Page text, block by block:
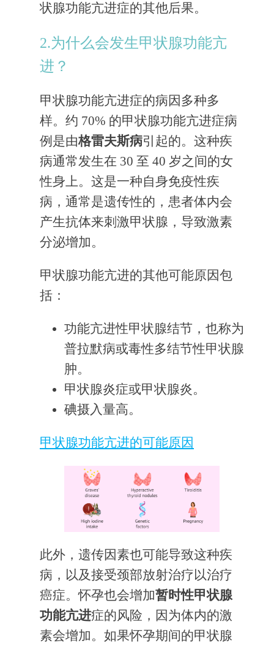
状腺功能亢进症的其他后果。
2.为什么会发生甲状腺功能亢
进？
甲状腺功能亢进症的病因多种多
样。约 70% 的甲状腺功能亢进症病
例是由格雷夫斯病引起的。这种疾
病通常发生在 30 至 40 岁之间的女
性身上。这是一种自身免疫性疾
病，通常是遗传性的，患者体内会
产生抗体来刺激甲状腺，导致激素
分泌增加。
甲状腺功能亢进的其他可能原因包
括：
功能亢进性甲状腺结节，也称为
普拉默病或毒性多结节性甲状腺
肿。
甲状腺炎症或甲状腺炎。
碘摄入量高。
甲状腺功能亢进的可能原因
此外，遗传因素也可能导致这种疾
病，以及接受颈部放射治疗以治疗
癌症。怀孕也会增加暂时性甲状腺
功能亢进症的风险，因为体内的激
素会增加。如果怀孕期间的甲状腺